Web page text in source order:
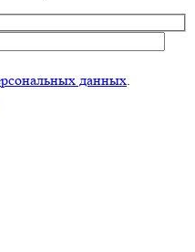
данных